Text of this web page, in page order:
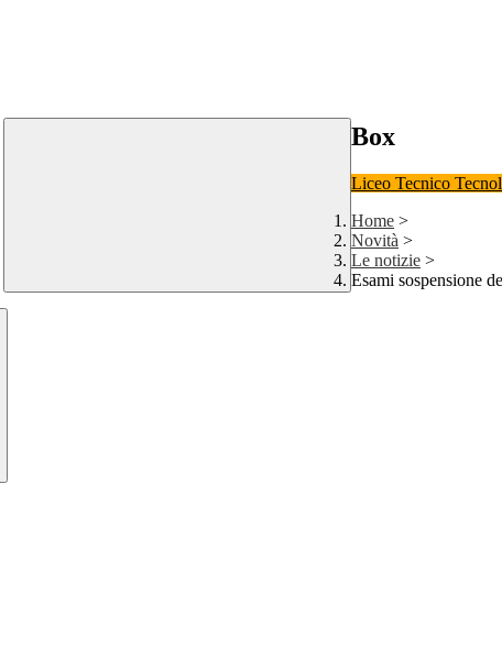
Box
Liceo Tecnico
Home >
Novità >
Le notizie >
Esami sospensione